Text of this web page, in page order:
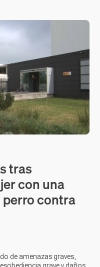
tras
con una
perro contra
de amenazas graves,
grave y daños